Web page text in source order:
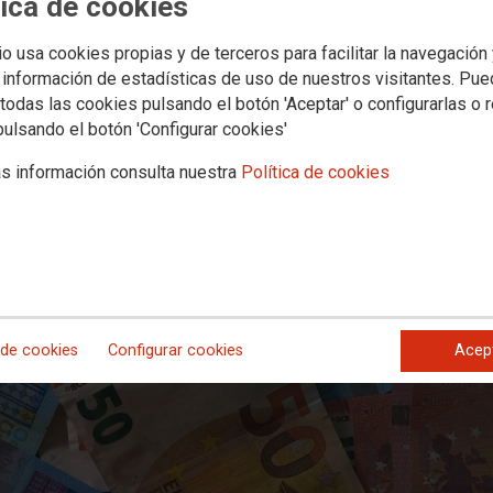
usa cookies propias y de terceros para facilitar la navegación
de estadísticas de uso de nuestros visitantes.
las cookies pulsando el botón 'Aceptar' o configurarlas o
el botón 'Configurar cookies'
información consulta nuestra Política de cookies
cookies Configurar cookies
Conflicto Colectivo frente a
del complemento “Ad
a promover un Conflicto Colectivo por otra vulneración más de los
recalcule correctamente las cuantías del complemento, aplique
han dejado de percibir